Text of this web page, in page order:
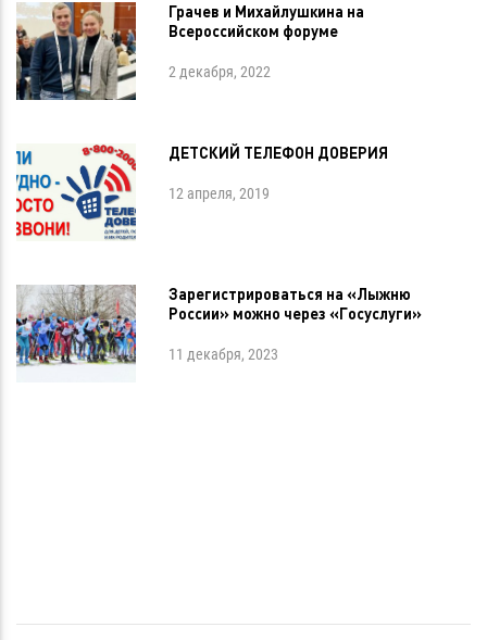
Грачев и Михайлушкина на
Всероссийском форуме
2 декабря, 2022
ДЕТСКИЙ ТЕЛЕФОН ДОВЕРИЯ
12 апреля, 2019
Зарегистрироваться на «Лыжню
России» можно через «Госуслуги»
11 декабря, 2023